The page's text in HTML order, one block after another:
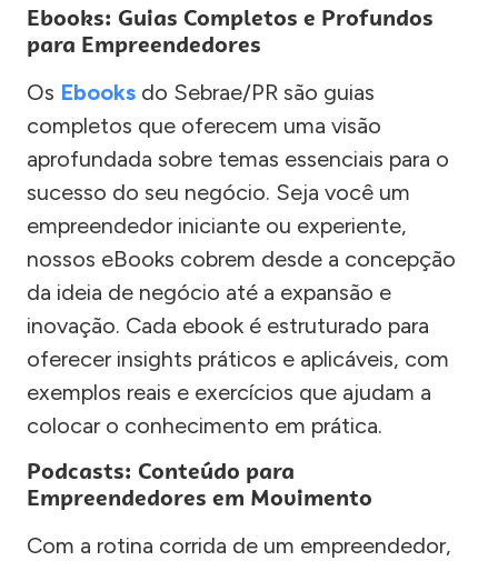
Ebooks: Guias Completos e Profundos
para Empreendedores
Os Ebooks do Sebrae/PR são guias
completos que oferecem uma visão
aprofundada sobre temas essenciais para o
sucesso do seu negócio. Seja você um
empreendedor iniciante ou experiente,
nossos eBooks cobrem desde a concepção
da ideia de negócio até a expansão e
inovação. Cada ebook é estruturado para
oferecer insights práticos e aplicáveis, com
exemplos reais e exercícios que ajudam a
colocar o conhecimento em prática.
Podcasts: Conteúdo para
Empreendedores em Movimento
Com a rotina corrida de um empreendedor,